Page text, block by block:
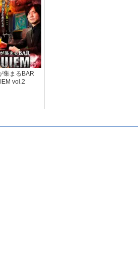
集まるBAR
vol.2